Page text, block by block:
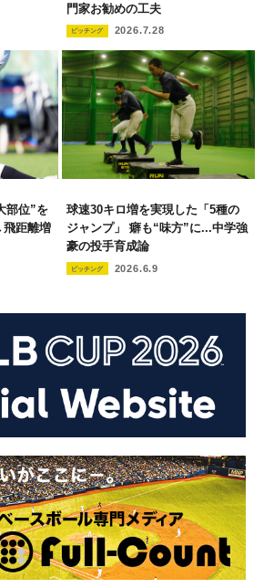
門家お勧めの工夫
ピッチング 2026.7.28
部位”を
距離増
球速30キロ増を実現した「5種の
ジャンプ」 癖も“味方”に...中学強
豪の投手育成論
ピッチング 2026.6.9